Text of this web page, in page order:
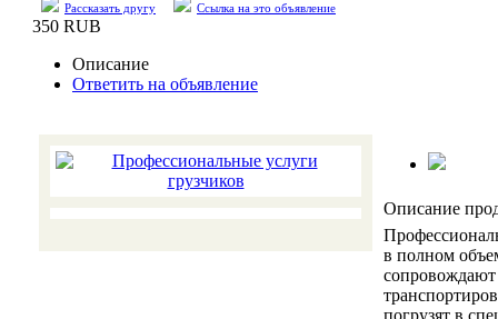
Рассказать другу Ссылка на это объявление
350 RUB
Описание
Ответить на объявление
Описание
в полном
сопровождают